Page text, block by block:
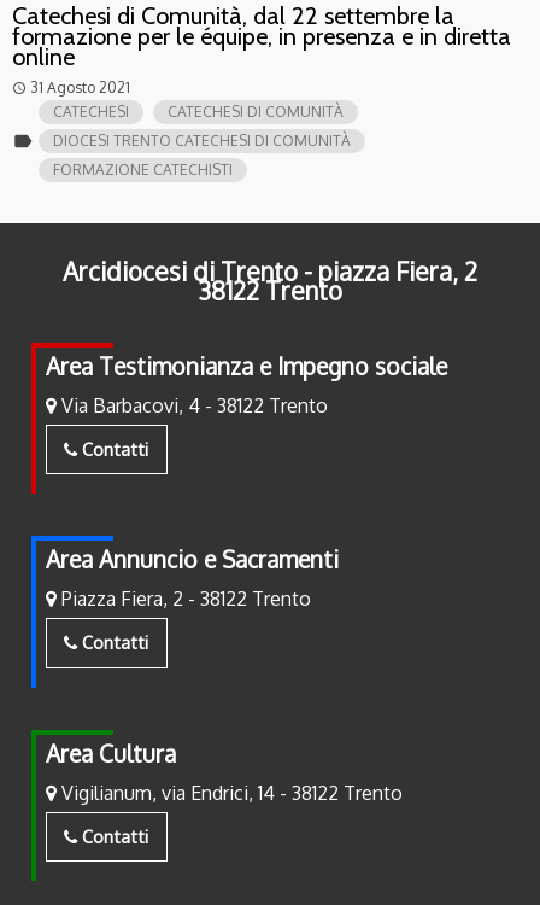
Catechesi di Comunità, dal 22 settembre la
formazione per le équipe, in presenza e in diretta
online
access_time 31 Agosto 2021
label
CATECHESI
CATECHESI DI COMUNITÀ
DIOCESI TRENTO CATECHESI DI COMUNITÀ
FORMAZIONE CATECHISTI
Arcidiocesi di Trento - piazza Fiera, 2
38122 Trento
Area Testimonianza e Impegno sociale
Via Barbacovi, 4 - 38122 Trento
Contatti
Area Annuncio e Sacramenti
Piazza Fiera, 2 - 38122 Trento
Contatti
Area Cultura
Vigilianum, via Endrici, 14 - 38122 Trento
Contatti